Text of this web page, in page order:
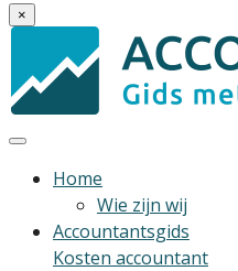
×
Home
Wie zijn wij
Accountantsgids
Kosten accountant